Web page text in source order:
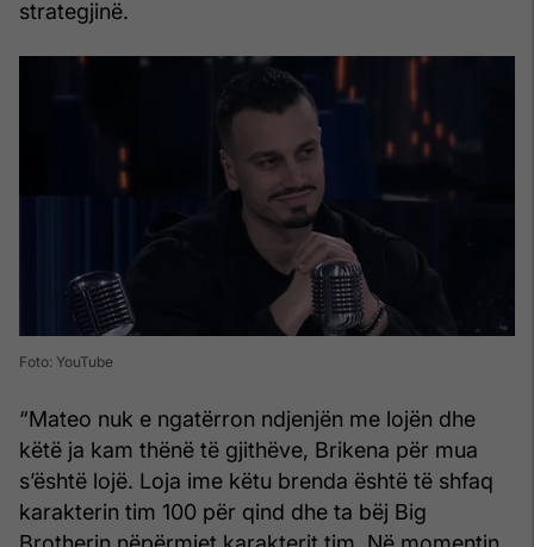
strategjinë.
Foto: YouTube
“Mateo nuk e ngatërron ndjenjën me lojën dhe
këtë ja kam thënë të gjithëve, Brikena për mua
s’është lojë. Loja ime këtu brenda është të shfaq
karakterin tim 100 për qind dhe ta bëj Big